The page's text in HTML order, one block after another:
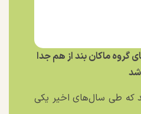
گروه ماکان بند از هم جدا
شد
که طی سال‌های اخیر یکی